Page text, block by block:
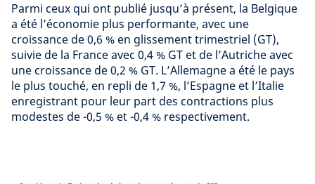
Parmi ceux qui ont publié jusqu’à présent, la Belgique
a été l’économie plus performante, avec une
croissance de 0,6 % en glissement trimestriel (GT),
suivie de la France avec 0,4 % GT et de l’Autriche avec
une croissance de 0,2 % GT. L’Allemagne a été le pays
le plus touché, en repli de 1,7 %, l’Espagne et l’Italie
enregistrant pour leur part des contractions plus
modestes de -0,5 % et -0,4 % respectivement.